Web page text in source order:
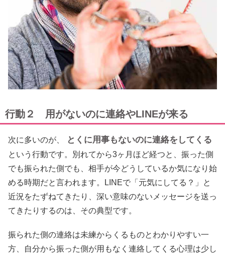
行動２ 用がないのに連絡やLINEが来る
次に多いのが、 とくに用事もないのに連絡をしてくる
という行動です。別れてから3ヶ月ほど経つと、振った側
でも振られた側でも、相手が今どうしているか気になり始
める時期だと言われます。LINEで「元気にしてる？」と
近況をたずねてきたり、深い意味のないメッセージを送っ
てきたりするのは、その典型です。
振られた側の連絡は未練からくるものとわかりやすい一
方、自分から振った側が用もなく連絡してくる心理は少し